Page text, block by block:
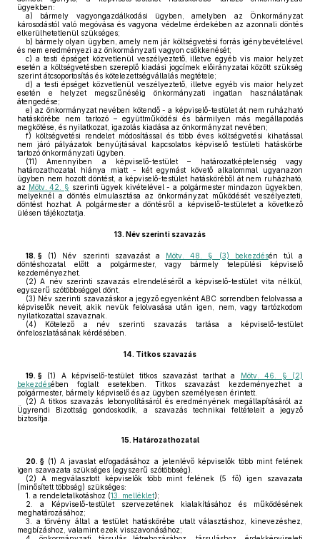
ügyekben:
a) bármely vagyongazdálkodási ügyben, amelyben az Önkormányzat
károsodástól való megóvása és vagyona védelme érdekében az azonnali döntés
elkerülhetetlenül szükséges;
b) bármely olyan ügyben, amely nem jár költségvetési forrás igénybevételével
és nem eredményezi az önkormányzati vagyon csökkenését;
c) a testi épséget közvetlenül veszélyeztető, illetve egyéb vis maior helyzet
esetén a költségvetésben szereplő kiadási jogcímek előirányzatai között szükség
szerint átcsoportosítás és kötelezettségvállalás megtétele;
d) a testi épséget közvetlenül veszélyeztető, illetve egyéb vis maior helyzet
esetén e helyzet megszűnéséig önkormányzati ingatlan használatának
átengedése;
e) az önkormányzat nevében kötendő - a képviselő-testület át nem ruházható
hatáskörébe nem tartozó – együttműködési és bármilyen más megállapodás
megkötése, és nyilatkozat, igazolás kiadása az önkormányzat nevében;
f) költségvetési rendelet módosítással és több éves költségvetési kihatással
nem járó pályázatok benyújtásával kapcsolatos képviselő testületi hatáskörbe
tartozó önkormányzati ügyben.
(11) Amennyiben a képviselő-testület – határozatképtelenség vagy
határozathozatal hiánya miatt - két egymást követő alkalommal ugyanazon
ügyben nem hozott döntést, a képviselő-testület hatásköréből át nem ruházható,
az Mötv. 42. § szerinti ügyek kivételével - a polgármester mindazon ügyekben,
melyeknél a döntés elmulasztása az önkormányzat működését veszélyezteti,
döntést hozhat. A polgármester a döntésről a képviselő-testületet a következő
ülésen tájékoztatja.
13. Név szerinti szavazás
18. § (1) Név szerinti szavazást a Mötv. 48. § (3) bekezdésén túl a
döntéshozatal előtt a polgármester, vagy bármely települési képviselő
kezdeményezhet.
(2) A név szerinti szavazás elrendeléséről a képviselő-testület vita nélkül,
egyszerű szótöbbséggel dönt.
(3) Név szerinti szavazáskor a jegyző egyenként ABC sorrendben felolvassa a
képviselők neveit, akik nevük felolvasása után igen, nem, vagy tartózkodom
nyilatkozattal szavaznak.
(4) Kötelező a név szerinti szavazás tartása a képviselő-testület
önfeloszlatásának kérdésében.
14. Titkos szavazás
19. § (1) A képviselő-testület titkos szavazást tarthat a
Mötv. 46. § (2)
bekezdésében foglalt esetekben. Titkos szavazást kezdeményezhet a
polgármester, bármely képviselő és az ügyben személyesen érintett.
(2) A titkos szavazás lebonyolításáról és eredményének megállapításáról az
Ügyrendi Bizottság gondoskodik, a szavazás technikai feltételeit a jegyző
biztosítja.
15. Határozathozatal
20. § (1) A javaslat elfogadásához a jelenlévő képviselők több mint felének
igen szavazata szükséges (egyszerű szótöbbség).
(2) A megválasztott képviselők több mint felének (5 fő) igen szavazata
(minősített többség) szükséges:
1. a rendeletalkotáshoz (13. melléklet);
2.
a Képviselő-testület szervezetének kialakításához és működésének
meghatározásához;
3.
a törvény által a testület hatáskörébe utalt választáshoz, kinevezéshez,
megbízáshoz, valamint ezek visszavonásához;